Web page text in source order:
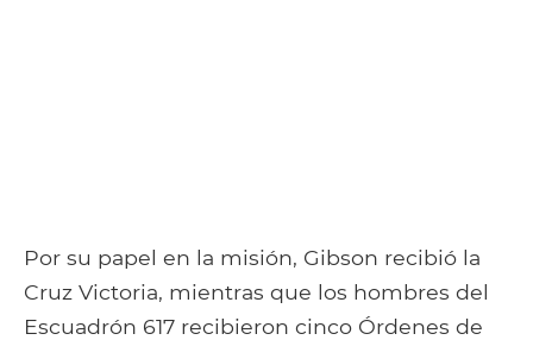
Por su papel en la misión, Gibson recibió la
Cruz Victoria, mientras que los hombres del
Escuadrón 617 recibieron cinco Órdenes de